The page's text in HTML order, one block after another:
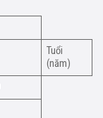
Tuổi
(năm)